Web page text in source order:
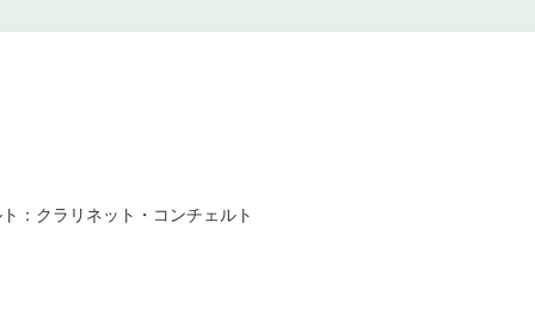
：クラリネット・コンチェルト